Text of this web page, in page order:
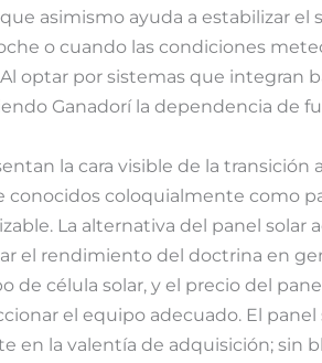
asimismo ayuda a estabilizar el
o cuando las condiciones
optar por sistemas que integran
Ganadorí la dependencia de
la cara visible de la
conocidos coloquialmente como
La alternativa del panel solar
el rendimiento del doctrina en
de célula solar, y el precio del
el equipo adecuado. El panel
en la valentía de adquisición; sin